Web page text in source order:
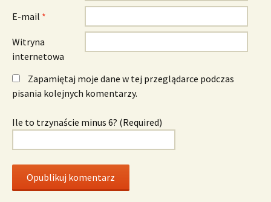
E-mail *
Witryna
internetowa
Zapamiętaj moje dane w tej przeglądarce podczas
pisania kolejnych komentarzy.
Ile to trzynaście minus 6? (Required)